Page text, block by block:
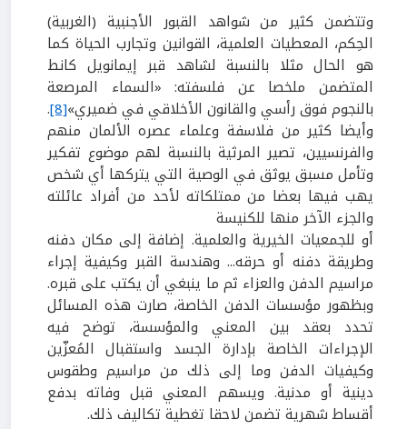
وتتضمن كثير من شواهد القبور الأجنبية (الغربية)
الحِكم، المعطيات العلمية، القوانين وتجارب الحياة كما
هو الحال مثلا بالنسبة لشاهد قبر إيمانويل كانط
المتضمن ملخصا عن فلسفته: «السماء المرصعة
بالنجوم فوق رأسي والقانون الأخلاقي في ضميري»
[8]
.
وأيضا كثير من فلاسفة وعلماء عصره الألمان منهم
والفرنسيين، تصير المرثية بالنسبة لهم موضوع تفكير
وتأمل مسبق يوثق في الوصية التي يتركها أي شخص
يهب فيها بعضا من ممتلكاته لأحد من أفراد عائلته
والجزء الآخر منها للكنيسة
أو للجمعيات الخيرية والعلمية. إضافة إلى مكان دفنه
وطريقة دفنه أو حرقه... وهندسة القبر وكيفية إجراء
مراسيم الدفن والعزاء ثم ما ينبغي أن يكتب على قبره.
وبظهور مؤسسات الدفن الخاصة، صارت هذه المسائل
تحدد بعقد بين المعني والمؤسسة، توضح فيه
الإجراءات الخاصة بإدارة الجسد واستقبال المُعزّين
وكيفيات الدفن وما إلى ذلك من مراسيم وطقوس
دينية أو مدنية. ويسهم المعني قبل وفاته بدفع
أقساط شهرية تضمن لاحقا تغطية تكاليف ذلك.